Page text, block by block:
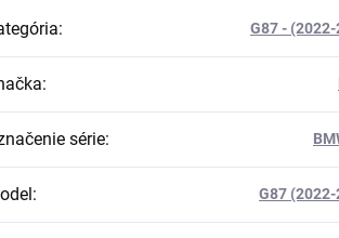
: G87 -
:
série:
: G87